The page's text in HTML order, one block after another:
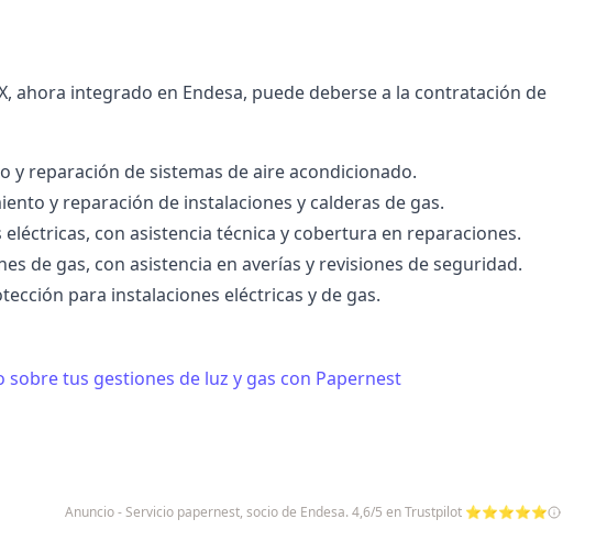
ahora integrado en Endesa, puede deberse a la contratación de
y reparación de sistemas de aire acondicionado.
y reparación de instalaciones y calderas de gas.
con asistencia técnica y cobertura en reparaciones.
de gas, con asistencia en averías y revisiones de seguridad.
para instalaciones eléctricas y de gas.
sobre tus gestiones de luz y gas con Papernest
Anuncio - Servicio papernest, socio de Endesa. 4,6/5 en Trustpilot ⭐⭐⭐⭐⭐